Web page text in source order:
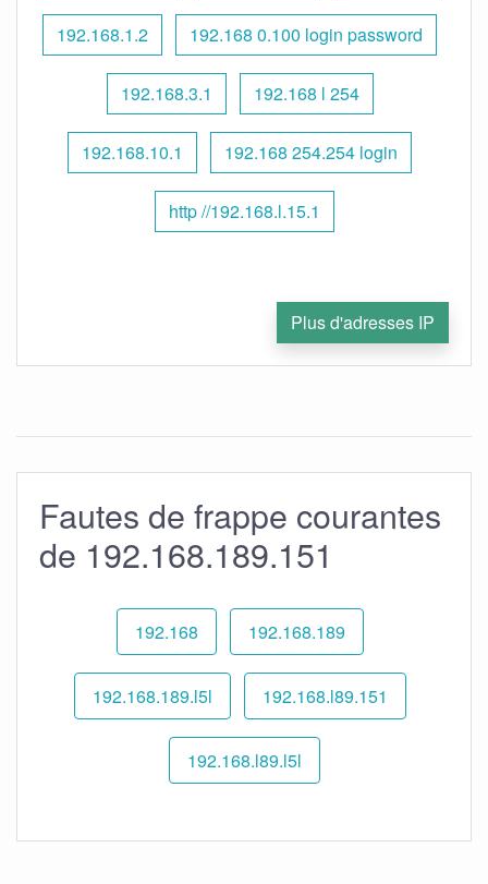
192.168.1.2 192.168 0.100 login password
192.168.3.1 192.168 l 254
192.168.10.1 192.168 254.254 login
http //192.168.l.15.1
Plus d'adresses IP
Fautes de frappe courantes
de 192.168.189.151
192.168 192.168.189
192.168.189.l5l 192.168.l89.151
192.168.l89.l5l